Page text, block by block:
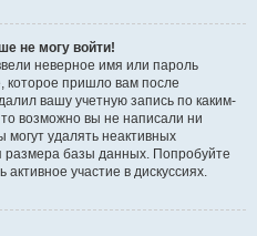
не могу войти!
неверное имя или пароль
которое пришло вам после
вашу учетную запись по каким-
возможно вы не написали ни
удалять неактивных
размера базы данных. Попробуйте
активное участие в дискуссиях.